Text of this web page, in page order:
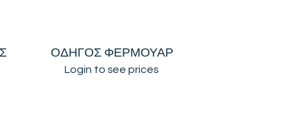
ΟΔΗΓΟΣ ΦΕΡΜΟΥΑΡ
Login to see prices